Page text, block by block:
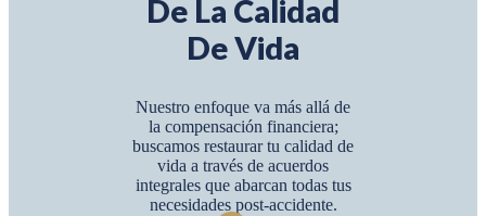
De La Calidad
De Vida
Nuestro enfoque va más allá de
la compensación financiera;
buscamos restaurar tu calidad de
vida a través de acuerdos
integrales que abarcan todas tus
necesidades post-accidente.